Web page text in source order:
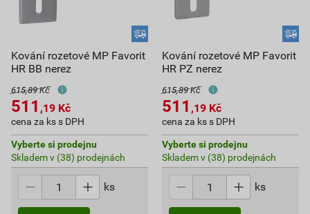
Kování rozetové MP Favorit
HR BB nerez
615,89 Kč
511 ,19 Kč
cena za ks s DPH
Vyberte si prodejnu
Skladem v (38) prodejnách
ks
Kování rozetové MP Favorit
HR PZ nerez
615,89 Kč
511 ,19 Kč
cena za ks s DPH
Vyberte si prodejnu
Skladem v (38) prodejnách
ks